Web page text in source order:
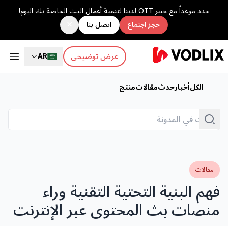
حدد موعداً مع خبير OTT لدينا لتنمية أعمال البث الخاصة بك اليوم!
حجز اجتماع
اتصل بنا
عرض توضيحي AR
الكلأخبارحدثمقالاتمنتج
مقالات
فهم البنية التحتية التقنية وراء
منصات بث المحتوى عبر الإنترنت